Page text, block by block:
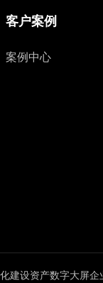
客户案例
案例中心
建设资产数字大屏企